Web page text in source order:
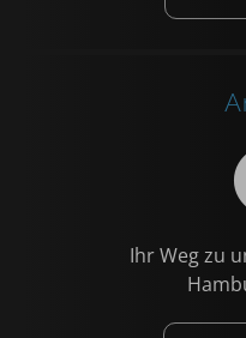
Ihr Weg zu